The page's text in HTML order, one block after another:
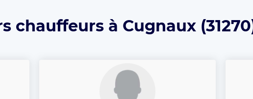
chauffeurs à Cugnaux